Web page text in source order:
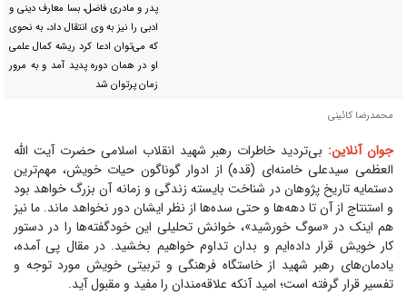
پدر و مادری فاضل، بسا معارف دینی و
ادبی را نیز به وی انتقال داد، به نحوی
که می‌توان ادعا کرد ریشه کمال علمی
او در همان دوره پدید آمد و به مرور
زمان پرتوان شد
محمدرضا کائینی
جوان آنلاین: بی‌تردید خاطرات رهبر شهید انقلاب اسلامی حضرت آیت الله
العظمی سیدعلی خامنه‌ای (قده) از ادوار گوناگون حیات خویش، مهم‌ترین
دستمایه تاریخ پژوهان در شناخت بایسته زندگی و زمانه آن بزرگ خواهد بود
و استنتاج از آن تا دهه‌ها و حتی سده‌ها از نظر ایشان دور نخواهد ماند. ما نیز
هم اینک در «سوگ خورشید»، خوانش تحلیلی این خودگفته‌ها را در دستور
کار خویش قرار داده‌ایم و بدان تداوم خواهیم بخشید. در مقال پی آمده،
یادمان‌های رهبر شهید از خاستگاه فرهنگی و تربیتی خویش مورد توجه و
تفسیر قرار گرفته است؛ امید آنکه علاقه‌مندان را مفید و مقبول آید.